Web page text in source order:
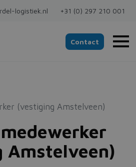
logistiek.nl +31 (0) 297 210 001
Contact
(vestiging Amstelveen)
Amstelveen)